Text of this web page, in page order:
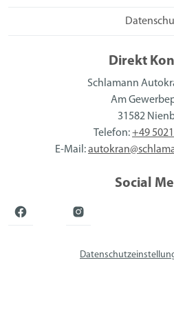
Direkt
Schlamann
Am
31582
Telefon:+49
E-Mail:
Social